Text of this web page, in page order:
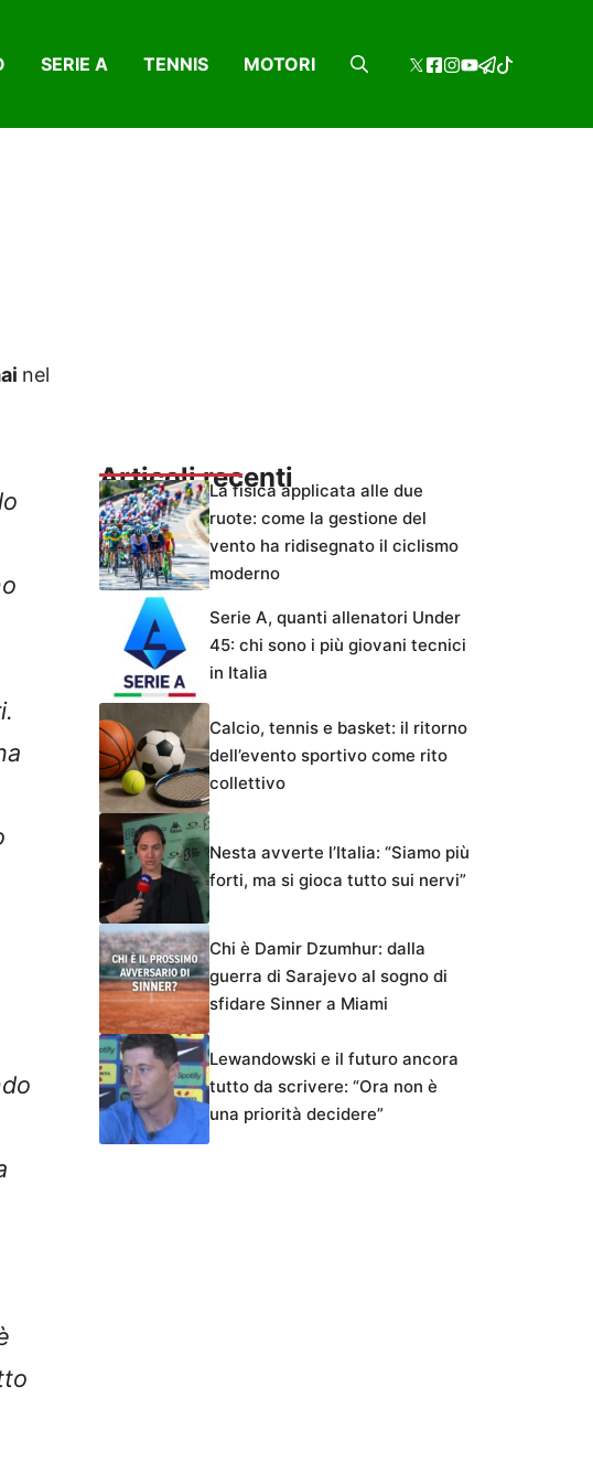
SERIE A TENNIS MOTORI
nel
Articoli recentiLa fisica applicata alle due
ruote: come la gestione del
vento ha ridisegnato il ciclismo
moderno
Serie A, quanti allenatori Under
45: chi sono i più giovani tecnici
in Italia
Calcio, tennis e basket: il ritorno
dell’evento sportivo come rito
collettivo
Nesta avverte l’Italia: “Siamo più
forti, ma si gioca tutto sui nervi”
Chi è Damir Dzumhur: dalla
guerra di Sarajevo al sogno di
sfidare Sinner a Miami
Lewandowski e il futuro ancora
tutto da scrivere: “Ora non è
una priorità decidere”